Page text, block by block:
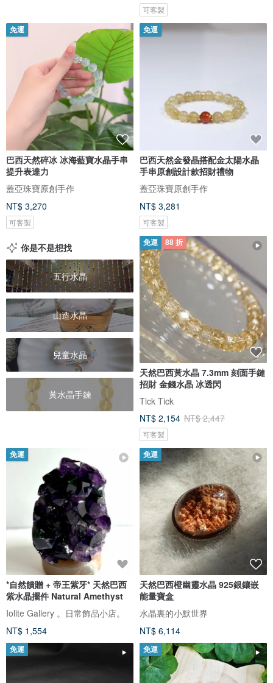
可客製
免運
巴西天然碎冰 冰海藍寶水晶手串
提升表達力
蓋亞珠寶原創手作
NT$ 3,270
可客製
免運
巴西天然金發晶搭配金太陽水晶
手串原創設計款招財禮物
蓋亞珠寶原創手作
NT$ 3,281
可客製
你是不是想找
五行水晶
山造水晶
兒童水晶
黃水晶手鍊
免運 88 折
天然巴西黃水晶 7.3mm 刻面手鏈
招財 金錢水晶 冰透閃
Tick Tick
NT$ 2,154 NT$ 2,447
可客製
免運
*自然饋贈 + 帝王紫牙* 天然巴西
紫水晶擺件 Natural Amethyst
Iolite Gallery 。日常飾品小店。
NT$ 1,554
免運
天然巴西橙幽靈水晶 925銀鑲嵌
能量寶盒
水晶裏的小默世界
NT$ 6,114
免運 免運